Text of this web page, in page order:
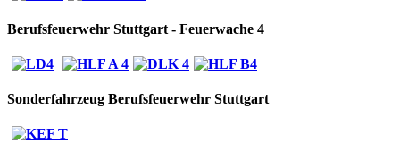
Berufsfeuerwehr Stuttgart - Feuerwache 4
Sonderfahrzeug Berufsfeuerwehr Stuttgart